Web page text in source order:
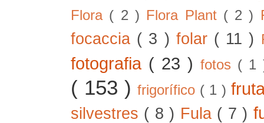
Flora ( 2 ) Flora Plant ( 2 )
focaccia ( 3 ) folar ( 11 )
fotografia ( 23 ) fotos (
( 153 )frigorífico ( 1 )
silvestres ( 8 ) Fula ( 7 )